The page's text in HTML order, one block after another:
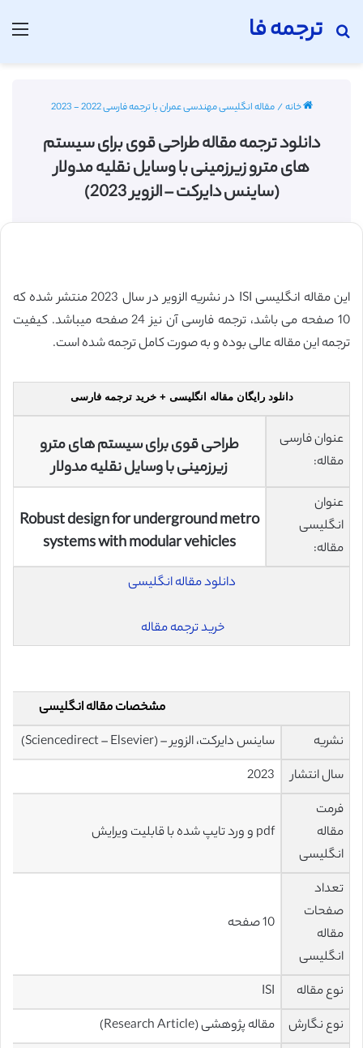
ترجمه فا
جستجو برای
خانه/مقاله انگلیسی مهندسی عمران با ترجمه فارسی 2022 - 2023
دانلود ترجمه مقاله طراحی قوی برای سیستم
های مترو زیرزمینی با وسایل نقلیه مدولار
(ساینس دایرکت – الزویر 2023)
این مقاله انگلیسی ISI در نشریه الزویر در سال 2023 منتشر شده که
10 صفحه می باشد، ترجمه فارسی آن نیز 24 صفحه میباشد. کیفیت
ترجمه این مقاله عالی بوده و به صورت کامل ترجمه شده است.
دانلود رایگان مقاله انگلیسی + خرید ترجمه فارسی
عنوان فارسی
مقاله:
طراحی قوی برای سیستم های مترو
زیرزمینی با وسایل نقلیه مدولار
عنوان
انگلیسی
مقاله:
Robust design for underground metro
systems with modular vehicles
دانلود مقاله انگلیسی
خرید ترجمه مقاله
مشخصات مقاله انگلیسی
نشریه
ساینس دایرکت، الزویر – (Sciencedirect – Elsevier)
سال انتشار
2023
فرمت
مقاله
انگلیسی
pdf و ورد تایپ شده با قابلیت ویرایش
تعداد
صفحات
مقاله
انگلیسی
10 صفحه
نوع مقاله
ISI
نوع نگارش
مقاله پژوهشی (Research Article)